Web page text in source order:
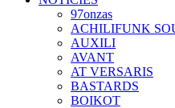
97onzas
ACHILIFUNK
AUXILI
AVANT
AT VERSARIS
BASTARDS
BOIKOT